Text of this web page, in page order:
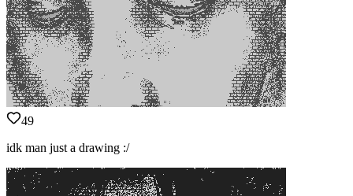
49
idk man just a drawing :/